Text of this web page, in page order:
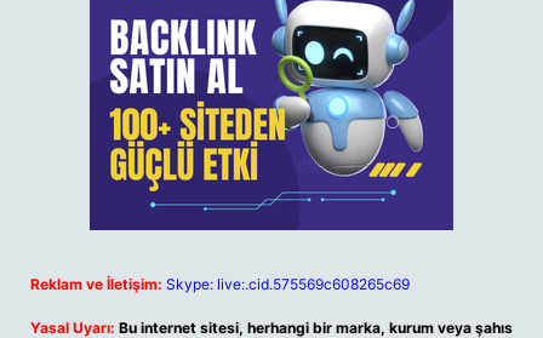
Reklam ve İletişim: Skype: live:.cid.575569c608265c69
Yasal Uyarı: Bu internet sitesi, herhangi bir marka, kurum veya şahıs